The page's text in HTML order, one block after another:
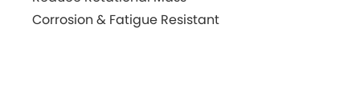
Corrosion & Fatigue Resistant